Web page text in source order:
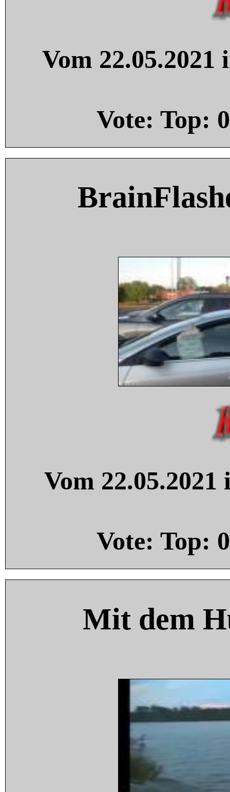
Vom
Vote: Top: 0
Vom
Vote: Top: 0
Mit dem